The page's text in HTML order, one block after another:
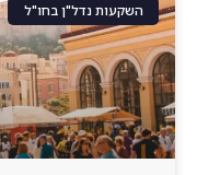
השקעות נדל"ן בחו"ל